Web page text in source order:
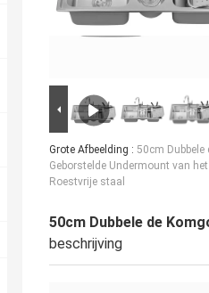
Grote Afbeelding : 50cm
Geborstelde Undermount van
Roestvrije staal
50cm Dubbele de
beschrijving